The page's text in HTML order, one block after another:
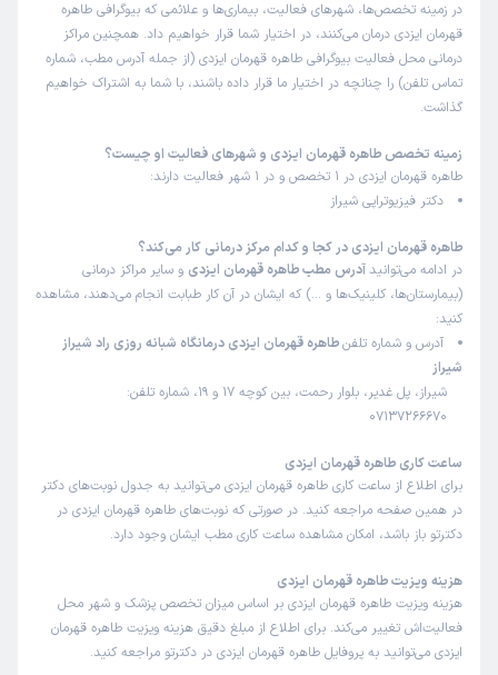
در زمینه تخصص‌ها، شهرهای فعالیت، بیماری‌ها و علائمی که بیوگرافی طاهره
قهرمان ایزدی درمان می‌کنند، در اختیار شما قرار خواهیم داد. همچنین مراکز
درمانی محل فعالیت بیوگرافی طاهره قهرمان ایزدی (از جمله آدرس مطب، شماره
تماس تلفن) را چنانچه در اختیار ما قرار داده باشند، با شما به اشتراک خواهیم
گذاشت.
زمینه تخصص طاهره قهرمان ایزدی و شهرهای فعالیت او چیست؟
طاهره قهرمان ایزدی در 1 تخصص و در 1 شهر فعالیت دارند:
دکتر فیزیوتراپی شیراز
طاهره قهرمان ایزدی در کجا و کدام مرکز درمانی کار می‌کند؟
در ادامه می‌توانید آدرس مطب طاهره قهرمان ایزدی و سایر مراکز درمانی
(بیمارستان‌ها، کلینیک‌ها و …) که ایشان در آن کار طبابت انجام می‌دهند، مشاهده
کنید:
آدرس و شماره تلفنطاهره قهرمان ایزدی درمانگاه شبانه روزی راد شیراز
شیراز
شیراز، پل غدیر، بلوار رحمت، بین کوچه 17 و 19، شماره تلفن:
07137266670
ساعت کاری طاهره قهرمان ایزدی
برای اطلاع از ساعت کاری طاهره قهرمان ایزدی می‌توانید به جدول نوبت‌های دکتر
در همین صفحه مراجعه کنید. در صورتی که نوبت‌های طاهره قهرمان ایزدی در
دکترتو باز باشد، امکان مشاهده ساعت کاری مطب ایشان وجود دارد.
هزینه ویزیت طاهره قهرمان ایزدی
هزینه ویزیت طاهره قهرمان ایزدی بر اساس میزان تخصص پزشک و شهر محل
فعالیت‌اش تغییر می‌کند. برای اطلاع از مبلغ دقیق هزینه ویزیت طاهره قهرمان
ایزدی می‌توانید به پروفایل طاهره قهرمان ایزدی در دکترتو مراجعه کنید.